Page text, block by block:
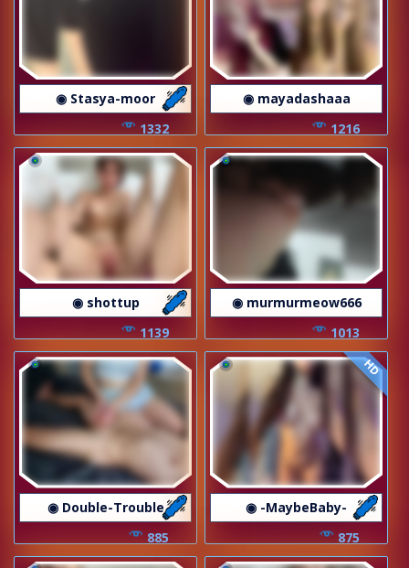
◉ Stasya-moor
1332
◉ mayadashaaa
1216
◉ shottup
1139
◉ murmurmeow666
1013
◉ Double-Trouble
885
HD
◉ -MaybeBaby-
875